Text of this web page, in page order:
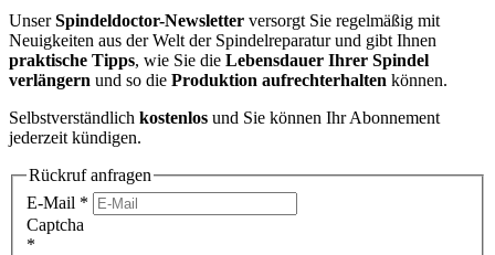
UnserSpindeldoctor-Newsletter versorgt Sie regelmäßig mit
Neuigkeiten aus der Welt der Spindelreparatur und gibt Ihnen
praktische Tipps, wie Sie die Lebensdauer Ihrer Spindel
verlängern und so die Produktion aufrechterhalten können.
Selbstverständlich kostenlos und Sie können Ihr Abonnement
jederzeit kündigen.
Rückruf anfragen
E-Mail *
Captcha
*